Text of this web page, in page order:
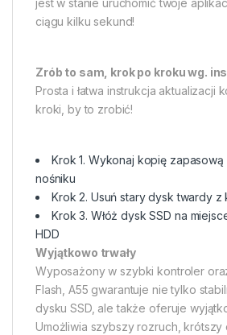
jest w stanie uruchomić twoje
ciągu kilku sekund!
Zrób to sam, krok po kroku wg.
Prosta i łatwa instrukcja aktualizacji
kroki, by to zrobić!
Krok 1. Wykonaj kopię
nośniku
Krok 2. Usuń stary dysk twardy z
Krok 3. Włóż dysk SSD na
HDD
Wyjątkowo trwały
Wyposażony w szybki kontroler
Flash, A55 gwarantuje nie tylko
dysku SSD, ale także oferuje
Umożliwia szybszy rozruch, krótszy